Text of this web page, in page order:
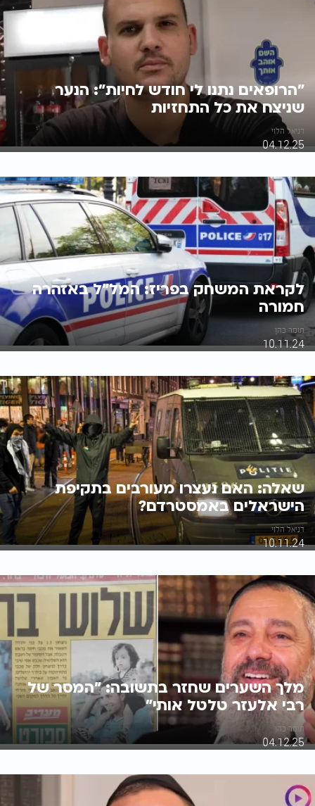
"הרופאים נתנו לי חודש לחיות": הנער
שניצח את כל התחזיות
דניאל הלוי
04.12.25
לקראת המשחק בפריז: המל"ל באזהרה
חמורה
תומר כהן
10.11.24
שאלה: האם נעצרו מעורבים בתקיפת
הישראלים באמסטרדם?
דניאל הלוי
10.11.24
מלך השערים שחזר בתשובה: "המסר של
רבי אלעזר טלטל אותי"
תומר כהן
04.12.25